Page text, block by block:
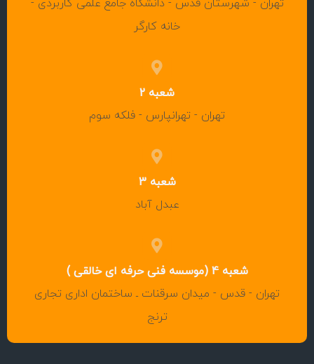
تهران - شهرستان قدس - دانشگاه جامع علمی کاربردی -
خانه کارگر
شعبه 2
تهران - تهرانپارس - فلکه سوم
شعبه 3
عبدل آباد
شعبه 4 (موسسه فنی حرفه ای خالقی )
تهران - قدس - میدان سرقنات ـ ساختمان اداری تجاری
ترنج